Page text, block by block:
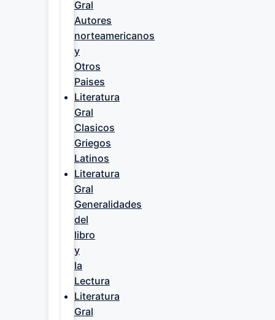
Gral
Autores
norteamericanos
y
Otros
Paises
Literatura
Gral
Clasicos
Griegos
Latinos
Literatura
Gral
Generalidades
del
libro
y
la
Lectura
Literatura
Gral